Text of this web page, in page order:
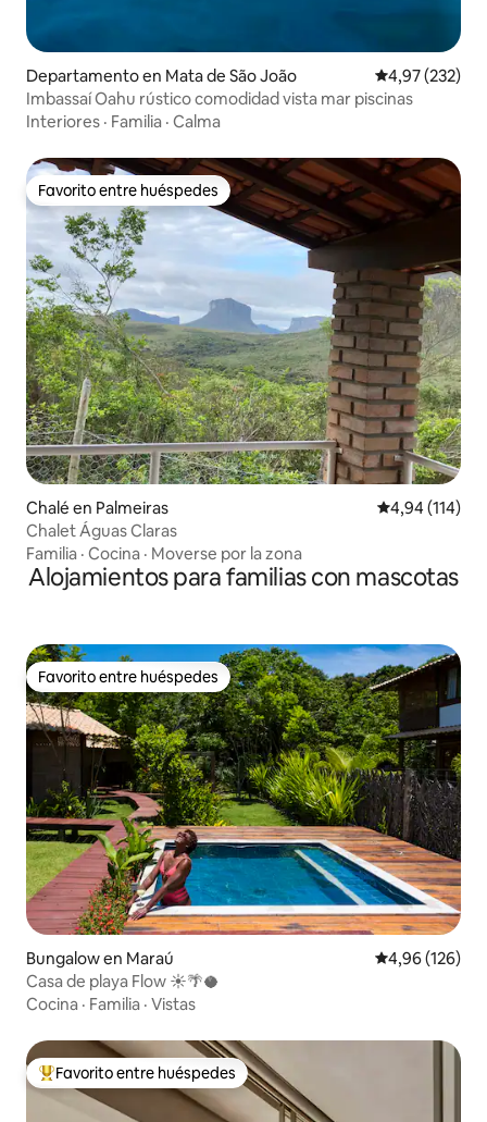
Departamento en Mata de São João Calificación
4,97 (232)
Imbassaí Oahu rústico comodidad vista mar piscinas
Interiores · Familia · Calma
Favorito entre huéspedes
Favorito entre huéspedes
Chalé en Palmeiras Calificación
4,94 (114)
Chalet Águas Claras
Familia · Cocina · Moverse por la zona
Alojamientos para familias con mascotas
Favorito entre huéspedes
Favorito entre huéspedes
Bungalow en Maraú Calificación
4,96 (126)
Casa de playa Flow ☀️🌴🥥
Cocina · Familia · Vistas
Favorito entre los huéspedes más destacados
Favorito entre huéspedes